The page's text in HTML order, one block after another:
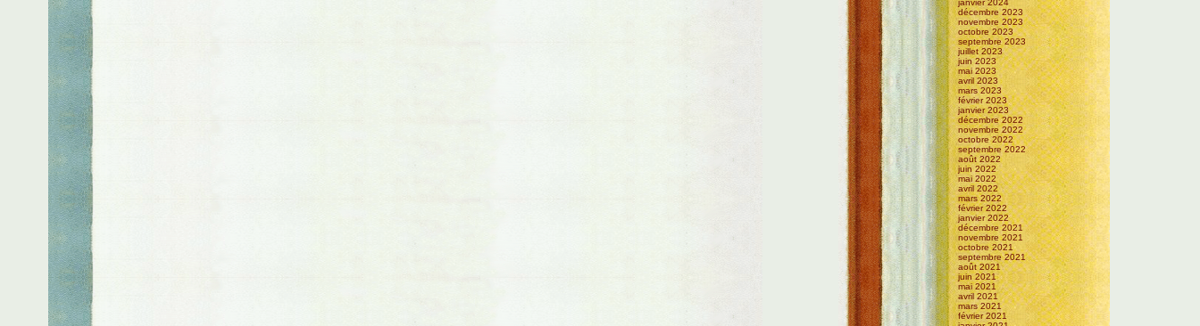
janvier 2024
décembre 2023
novembre 2023
octobre 2023
septembre 2023
juillet 2023
juin 2023
mai 2023
avril 2023
mars 2023
février 2023
janvier 2023
décembre 2022
novembre 2022
octobre 2022
septembre 2022
août 2022
juin 2022
mai 2022
avril 2022
mars 2022
février 2022
janvier 2022
décembre 2021
novembre 2021
octobre 2021
septembre 2021
août 2021
juin 2021
mai 2021
avril 2021
mars 2021
février 2021